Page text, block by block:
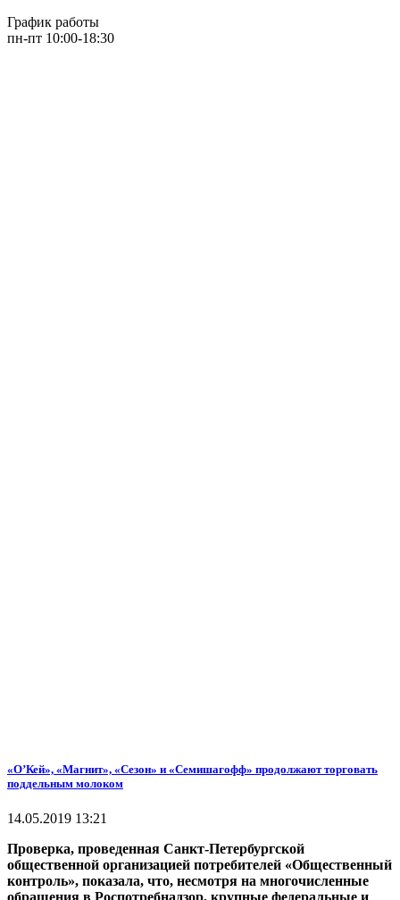
График работы
пн-пт 10:00-18:30
«О’Кей», «Магнит», «Сезон» и «Семишагофф» продолжают торговать
поддельным молоком
14.05.2019 13:21
Проверка, проведенная Санкт-Петербургской
общественной организацией потребителей «Общественный
контроль», показала, что, несмотря на многочисленные